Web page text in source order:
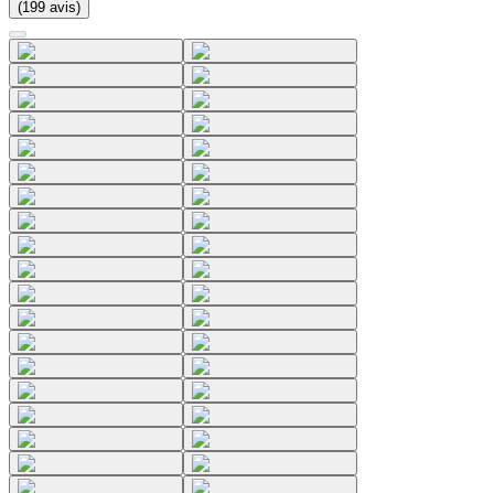
(199 avis)